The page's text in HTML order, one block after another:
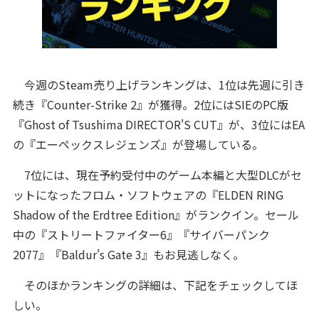
今週のSteam売り上げランキングは、1位は先週に引き
続き『Counter-Strike 2』が獲得。2位にはSIEのPC版
『Ghost of Tsushima DIRECTOR'S CUT』が、3位にはEA
の『エーペックスレジェンズ』が登場している。
7位には、現在予約受付中のゲーム本編と大型DLCがセ
ットになったフロム・ソフトウェアの『ELDEN RING
Shadow of the Erdtree Edition』がランクイン。セール
中の『ストリートファイター6』『サイバーパンク
2077』『Baldur's Gate 3』もお見逃しなく。
そのほかランキングの詳細は、下記をチェックしてほ
しい。